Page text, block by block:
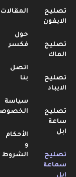
المقالات
حول
فكسر
اتصل
سياسة
الخصوصية
الأحكام
الشروط
تصليح
الايفون
تصليح
الماك
تصليح
الايباد
تصليح
ساعة
تصليح
سماعة